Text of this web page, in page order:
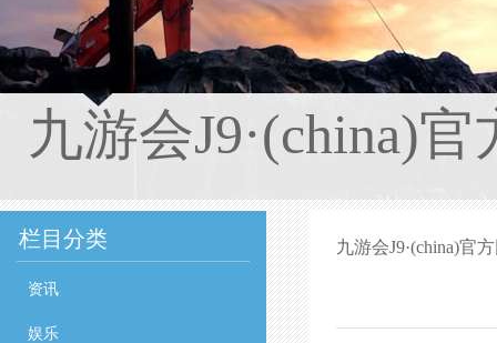
九游会J9·(china)
栏目分类
资讯
娱乐
九游会J9·(china)官